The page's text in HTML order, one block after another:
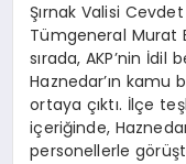
Şırnak Valisi
Tümgeneral Murat
sırada, AKP’nin İdil
Haznedar’ın kamu
ortaya çıktı. İlçe
içeriğinde,
personellerle